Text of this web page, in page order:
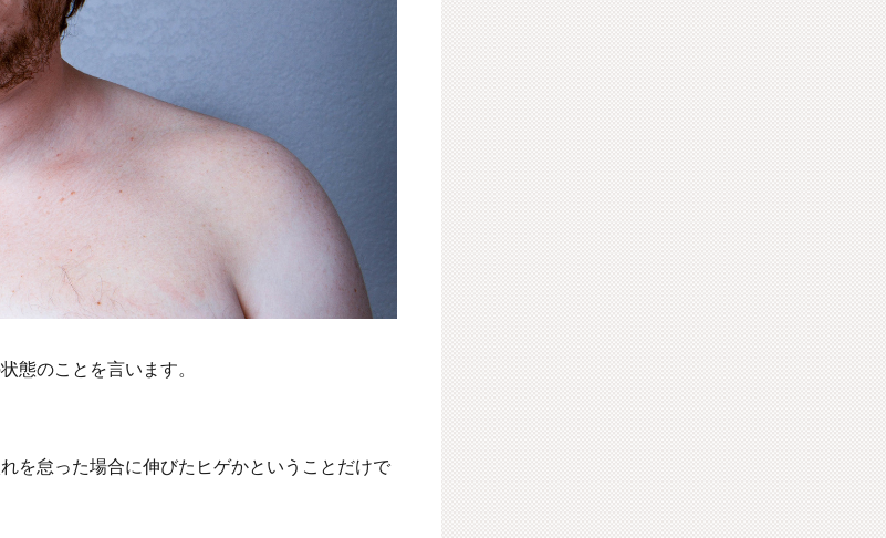
態のことを言います。
を怠った場合に伸びたヒゲかということだけで